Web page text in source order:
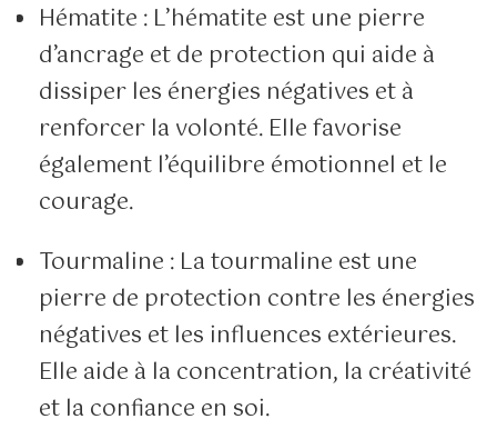
Hématite : L’hématite est une pierre
d’ancrage et de protection qui aide à
dissiper les énergies négatives et à
renforcer la volonté. Elle favorise
également l’équilibre émotionnel et le
courage.
Tourmaline : La tourmaline est une
pierre de protection contre les énergies
négatives et les influences extérieures.
Elle aide à la concentration, la créativité
et la confiance en soi.